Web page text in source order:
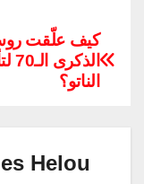
c
e
b
o
at
s
p
كيف علّقت
الناتو؟
Helou